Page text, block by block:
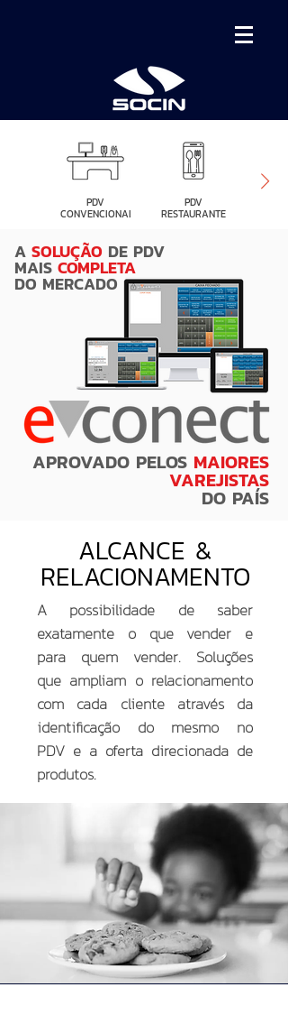
PDV
CONVENCIONAL
PDV
RESTAURANTE
A SOLUÇÃO DE PDV
MAIS COMPLETA
DO MERCADO
APROVADO PELOS MAIORES
VAREJISTAS
DO PAÍS
ALCANCE &
RELACIONAMENTO
A possibilidade de saber
exatamente o que vender e
para quem vender. Soluções
que ampliam o relacionamento
com cada cliente através da
identificação do mesmo no
PDV e a oferta direcionada de
produtos.